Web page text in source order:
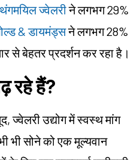
थंगमयिल ज्वेलरीने लगभग 29%
& डायमंड्सने लगभग 28%
से बेहतर प्रदर्शन कर रहा है।
रहे हैं?
ज्वेलरी उद्योग में स्वस्थ मांग
भी सोने को एक मूल्यवान